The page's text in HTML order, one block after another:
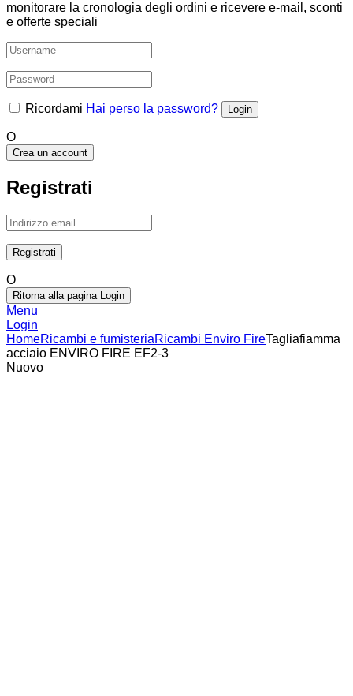
monitorare la cronologia degli ordini e ricevere e-mail, sconti
e offerte speciali
Ricordami Hai perso la password?
O
Crea un account
Registrati
O
Ritorna alla pagina Login
Menu
Login
HomeRicambi e fumisteriaRicambi Enviro FireTagliafiamma
acciaio ENVIRO FIRE EF2-3
Nuovo